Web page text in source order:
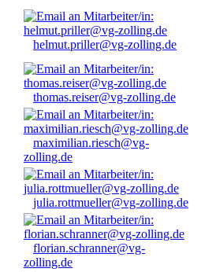
helmut.priller@vg-zolling.de
thomas.reiser@vg-zolling.de
maximilian.riesch@vg-
zolling.de
julia.rottmueller@vg-zolling.de
florian.schranner@vg-
zolling.de